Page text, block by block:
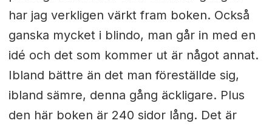
har jag verkligen värkt fram boken. Också
ganska mycket i blindo, man går in med en
idé och det som kommer ut är något annat.
Ibland bättre än det man föreställde sig,
ibland sämre, denna gång äckligare. Plus
den här boken är 240 sidor lång. Det är